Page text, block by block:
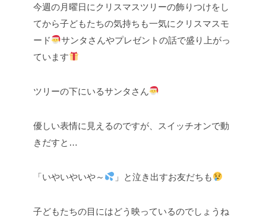
今週の月曜日にクリスマスツリーの飾りつけをし
てから子どもたちの気持ちも一気にクリスマスモ
ード
サンタさんやプレゼントの話で盛り上がっ
ています
ツリーの下にいるサンタさん
優しい表情に見えるのですが、スイッチオンで動
きだすと…
「いやいやいや～ 」と泣き出すお友だちも
子どもたちの目にはどう映っているのでしょうね